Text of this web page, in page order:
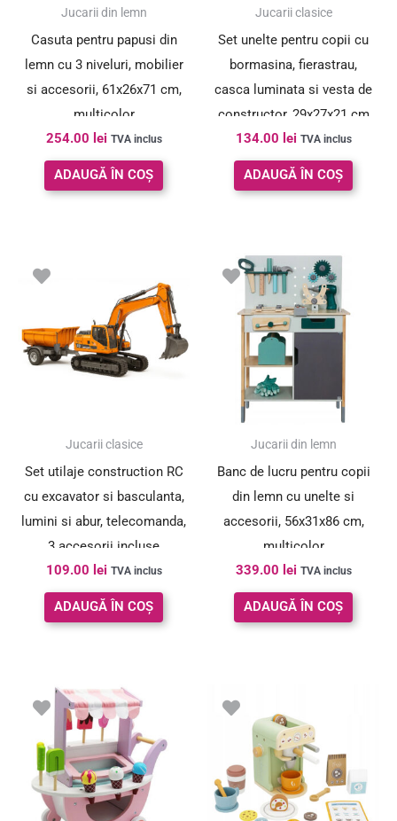
Jucarii din lemn
Casuta pentru papusi din
lemn cu 3 niveluri, mobilier
si accesorii, 61x26x71 cm,
multicolor
254.00 lei TVA inclus
ADAUGĂ ÎN COȘ
Jucarii clasice
Set unelte pentru copii cu
bormasina, fierastrau,
casca luminata si vesta de
constructor, 29x27x21 cm
134.00 lei TVA inclus
ADAUGĂ ÎN COȘ
Jucarii clasice
Set utilaje construction RC
cu excavator si basculanta,
lumini si abur, telecomanda,
3 accesorii incluse
109.00 lei TVA inclus
ADAUGĂ ÎN COȘ
Jucarii din lemn
Banc de lucru pentru copii
din lemn cu unelte si
accesorii, 56x31x86 cm,
multicolor
339.00 lei TVA inclus
ADAUGĂ ÎN COȘ